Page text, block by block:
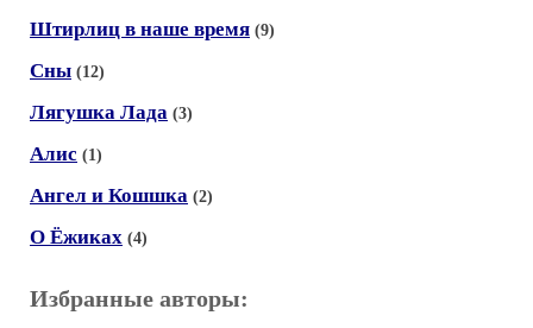
Штирлиц в наше время (9)
Сны (12)
Лягушка Лада (3)
Алис (1)
Ангел и Кошшка (2)
О Ёжиках (4)
Избранные авторы: